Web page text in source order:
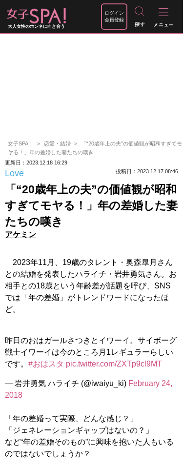
大人女性のホンネに向き合う
ログイン
会員登録
女子SPA！ 恋愛・結婚
「“20歳年上の夫”の価値観が昭和すぎてモ
ヤる！」年の差婚した妻たちの嘆き
更新日：2023.12.18 16:29
Love 投稿日：2023.12.17 08:46
「“20歳年上の夫”の価値観が昭和
すぎてモヤる！」年の差婚した妻
たちの嘆き
アケミン
2023年11月、19歳のタレント・奥森皐月さん
との結婚を発表したハライチ・岩井勇気さん。お
相手との18歳という年齢差が話題を呼び、SNS
では「年の差婚」がトレンドワードになったほ
ど。
昨日のおはガールさつきとイワーイ。サイボーグ
戦士イワーイは今のところ月1レギュラーらしい
です。 #おはスタ pic.twitter.com/ZXTp9cl9MT
— 岩井勇気 ハライチ (@iwaiyu_ki) February 24,
2018
「年の差婚って実際、どんな感じ？」
「ジェネレーションギャップはないの？」
など“年の差婚そのもの”に興味を抱いた人もいる
のではないでしょうか？